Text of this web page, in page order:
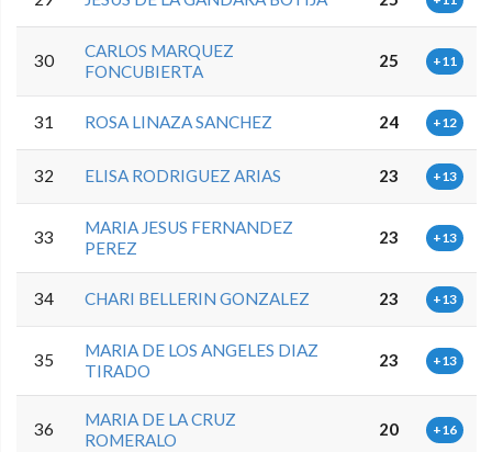
30
CARLOS MARQUEZ
FONCUBIERTA
25 +11
31 ROSA LINAZA SANCHEZ 24 +12
32 ELISA RODRIGUEZ ARIAS 23 +13
33
MARIA JESUS FERNANDEZ
PEREZ
23 +13
34 CHARI BELLERIN GONZALEZ 23 +13
35
MARIA DE LOS ANGELES DIAZ
TIRADO
23 +13
36
MARIA DE LA CRUZ
ROMERALO
20 +16